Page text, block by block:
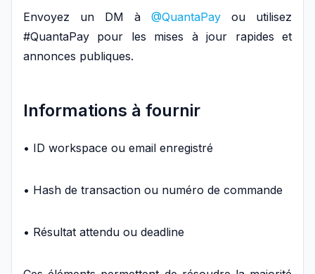
Envoyez un DM à @QuantaPay ou utilisez
#QuantaPay pour les mises à jour rapides et
annonces publiques.
Informations à fournir
• ID workspace ou email enregistré
• Hash de transaction ou numéro de commande
• Résultat attendu ou deadline